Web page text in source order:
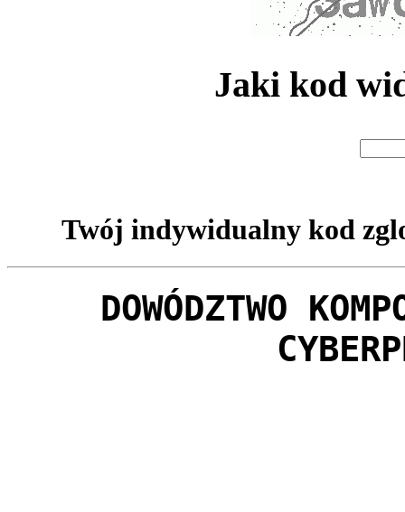
Jaki kod
Twój indywidualny kod
DOWÓDZTWO